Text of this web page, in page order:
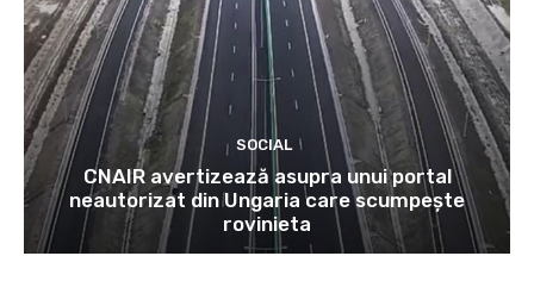
SOCIAL
CNAIR avertizează asupra unui portal
neautorizat din Ungaria care scumpește
rovinieta